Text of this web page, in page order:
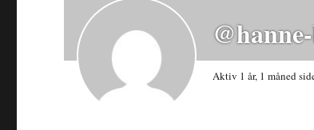
Aktiv 1 år, 1 måned